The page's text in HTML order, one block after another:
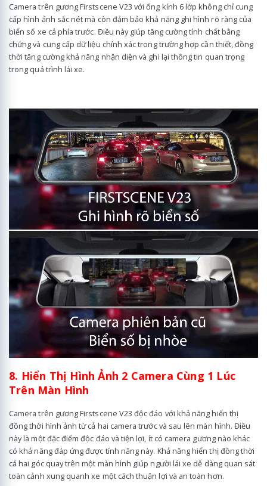
Camera trên gương Firstscene V23 với ống kính 6 lớp không chỉ cung
cấp hình ảnh sắc nét mà còn đảm bảo khả năng ghi hình rõ ràng của
biển số xe cả phía trước. Điều này giúp tăng cường tính chất bằng
chứng và cung cấp dữ liệu chính xác trong trường hợp cần thiết, đồng
thời tăng cường khả năng nhận diện và ghi lại thông tin quan trọng
trong quá trình lái xe.
8. Hiển Thị Hình Ảnh 2 Camera Cùng 1 Lúc
Trên Màn Hình
Camera trên gương Firstscene V23 độc đáo với khả năng hiển thị
đồng thời hình ảnh từ cả hai camera trước và sau lên màn hình. Điều
này là một đặc điểm độc đáo và tiện lợi, ít có camera gương nào khác
có khả năng đáp ứng được tính năng này. Khả năng hiển thị đồng thời
cả hai góc quay trên một màn hình giúp người lái xe dễ dàng quan sát
toàn cảnh xung quanh xe một cách thuận lợi và an toàn hơn.